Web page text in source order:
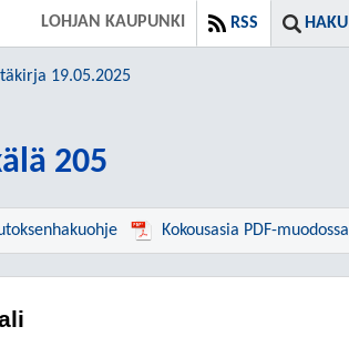
HAKU
RSS
LOHJAN KAUPUNKI
19.05.2025
205
Kokousasia PDF-muodossa